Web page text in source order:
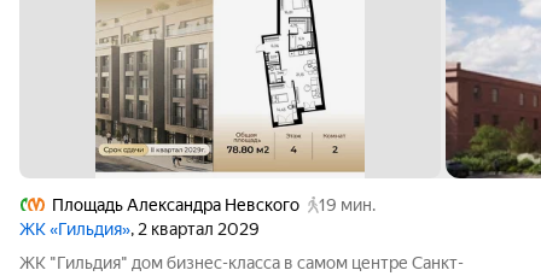
Площадь Александра Невского
19 мин.
ЖК «Гильдия», 2 квартал 2029
ЖК "Гильдия" дом бизнес-класса в самом центре Санкт-